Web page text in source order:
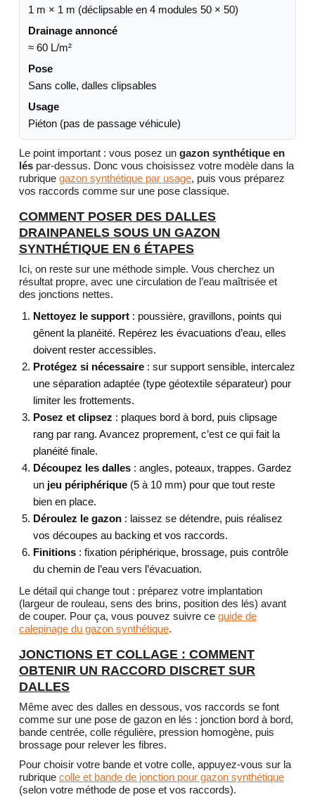
1 m × 1 m (déclipsable en 4 modules 50 × 50)
Drainage annoncé
≈ 60 L/m²
Pose
Sans colle, dalles clipsables
Usage
Piéton (pas de passage véhicule)
Le point important : vous posez un gazon synthétique en
lés par-dessus. Donc vous choisissez votre modèle dans la
rubrique gazon synthétique par usage, puis vous préparez
vos raccords comme sur une pose classique.
COMMENT POSER DES DALLES
DRAINPANELS SOUS UN GAZON
SYNTHÉTIQUE EN 6 ÉTAPES
Ici, on reste sur une méthode simple. Vous cherchez un
résultat propre, avec une circulation de l’eau maîtrisée et
des jonctions nettes.
Nettoyez le support : poussière, gravillons, points qui
gênent la planéité. Repérez les évacuations d’eau, elles
doivent rester accessibles.
Protégez si nécessaire : sur support sensible, intercalez
une séparation adaptée (type géotextile séparateur) pour
limiter les frottements.
Posez et clipsez : plaques bord à bord, puis clipsage
rang par rang. Avancez proprement, c’est ce qui fait la
planéité finale.
Découpez les dalles : angles, poteaux, trappes. Gardez
un jeu périphérique (5 à 10 mm) pour que tout reste
bien en place.
Déroulez le gazon : laissez se détendre, puis réalisez
vos découpes au backing et vos raccords.
Finitions : fixation périphérique, brossage, puis contrôle
du chemin de l’eau vers l’évacuation.
Le détail qui change tout : préparez votre implantation
(largeur de rouleau, sens des brins, position des lés) avant
de couper. Pour ça, vous pouvez suivre ce guide de
calepinage du gazon synthétique.
JONCTIONS ET COLLAGE : COMMENT
OBTENIR UN RACCORD DISCRET SUR
DALLES
Même avec des dalles en dessous, vos raccords se font
comme sur une pose de gazon en lés : jonction bord à bord,
bande centrée, colle régulière, pression homogène, puis
brossage pour relever les fibres.
Pour choisir votre bande et votre colle, appuyez-vous sur la
rubrique colle et bande de jonction pour gazon synthétique
(selon votre méthode de pose et vos raccords).